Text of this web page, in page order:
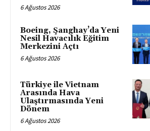
6 Ağustos 2026
Boeing, Şanghay’da Yeni
Nesil Havacılık Eğitim
Merkezini Açtı
6 Ağustos 2026
Türkiye ile Vietnam
Arasında Hava
Ulaştırmasında Yeni
Dönem
6 Ağustos 2026